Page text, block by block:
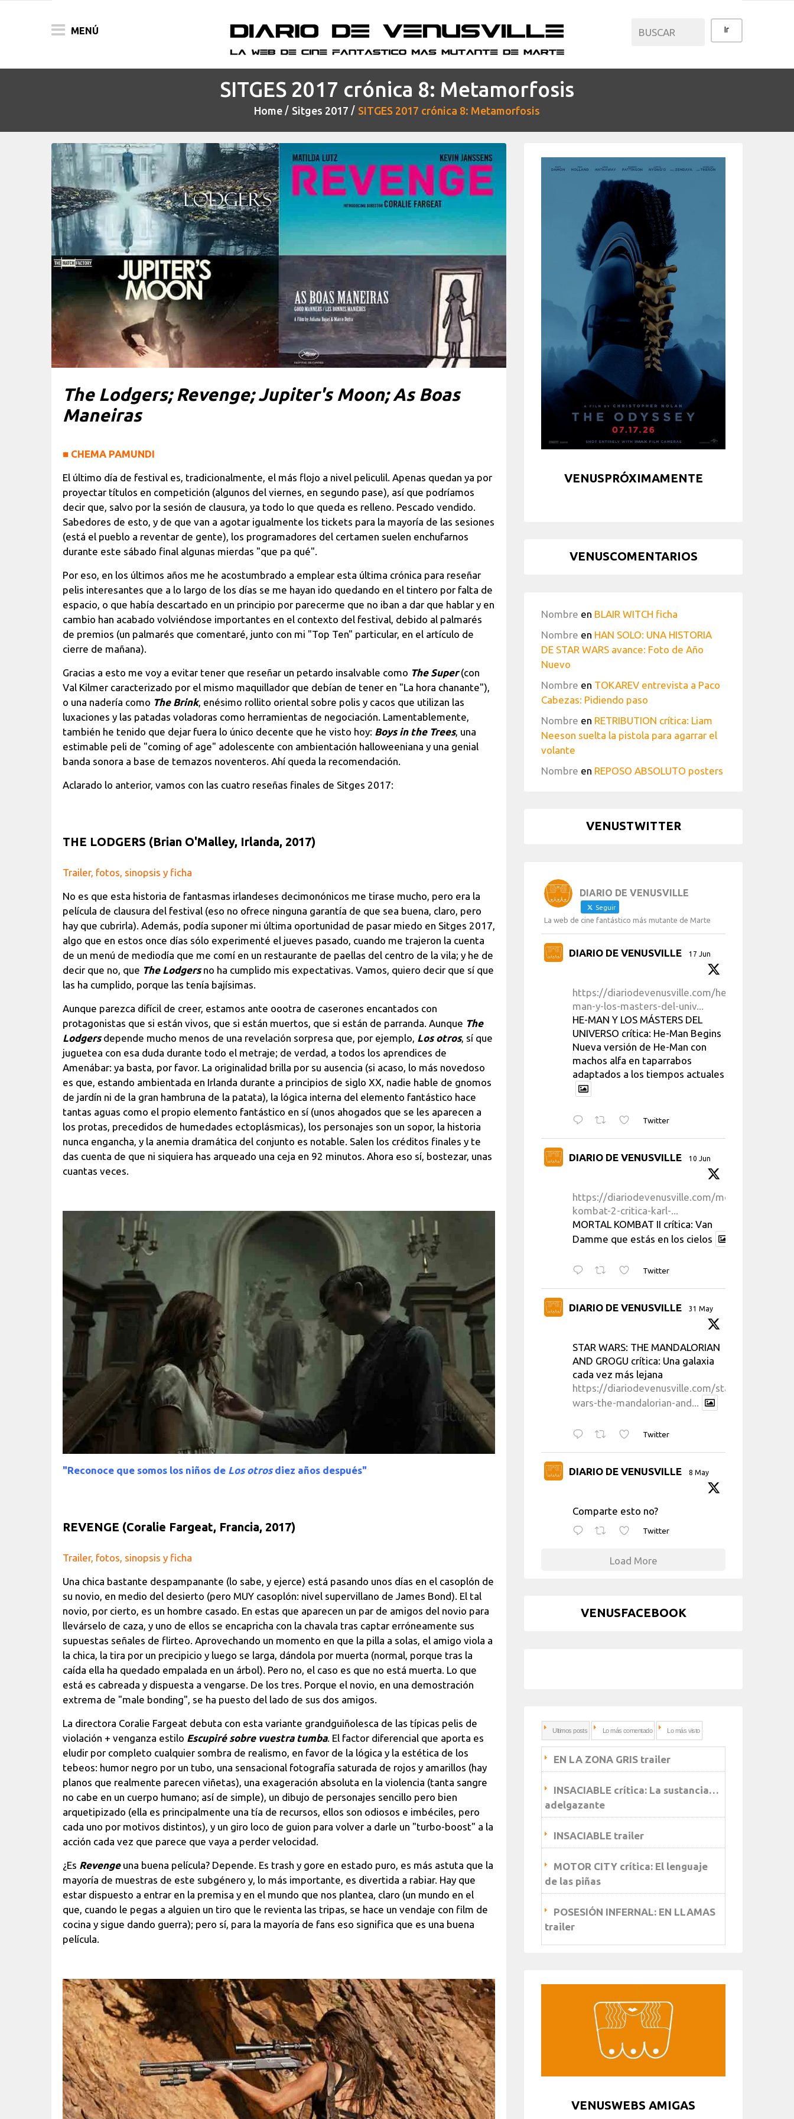
MENÚ
SITGES 2017 crónica 8: Metamorfosis
Home Sitges 2017 SITGES 2017 crónica 8: Metamorfosis
The Lodgers; Revenge; Jupiter's Moon; As Boas
Maneiras
■ CHEMA PAMUNDI
El último día de festival es, tradicionalmente, el más flojo a nivel peliculil. Apenas quedan ya por
proyectar títulos en competición (algunos del viernes, en segundo pase), así que podríamos
decir que, salvo por la sesión de clausura, ya todo lo que queda es relleno. Pescado vendido.
Sabedores de esto, y de que van a agotar igualmente los tickets para la mayoría de las sesiones
(está el pueblo a reventar de gente), los programadores del certamen suelen enchufarnos
durante este sábado final algunas mierdas "que pa qué".
Por eso, en los últimos años me he acostumbrado a emplear esta última crónica para reseñar
pelis interesantes que a lo largo de los días se me hayan ido quedando en el tintero por falta de
espacio, o que había descartado en un principio por parecerme que no iban a dar que hablar y en
cambio han acabado volviéndose importantes en el contexto del festival, debido al palmarés
de premios (un palmarés que comentaré, junto con mi "Top Ten" particular, en el artículo de
cierre de mañana).
Gracias a esto me voy a evitar tener que reseñar un petardo insalvable como The Super(con
Val Kilmer caracterizado por el mismo maquillador que debían de tener en "La hora chanante"),
o una nadería como The Brink, enésimo rollito oriental sobre polis y cacos que utilizan las
luxaciones y las patadas voladoras como herramientas de negociación. Lamentablemente,
también he tenido que dejar fuera lo único decente que he visto hoy: Boys in the Trees, una
estimable peli de "coming of age" adolescente con ambientación halloweeniana y una genial
banda sonora a base de temazos noventeros. Ahí queda la recomendación.
Aclarado lo anterior, vamos con las cuatro reseñas finales de Sitges 2017:
THE LODGERS (Brian O'Malley, Irlanda, 2017)
Trailer, fotos, sinopsis y ficha
No es que esta historia de fantasmas irlandeses decimonónicos me tirase mucho, pero era la
película de clausura del festival (eso no ofrece ninguna garantía de que sea buena, claro, pero
hay que cubrirla). Además, podía suponer mi última oportunidad de pasar miedo en Sitges 2017,
algo que en estos once días sólo experimenté el jueves pasado, cuando me trajeron la cuenta
de un menú de mediodía que me comí en un restaurante de paellas del centro de la vila; y he de
decir que no, que The Lodgersno ha cumplido mis expectativas. Vamos, quiero decir que sí que
las ha cumplido, porque las tenía bajísimas.
Aunque parezca difícil de creer, estamos ante oootra de caserones encantados con
protagonistas que si están vivos, que si están muertos, que si están de parranda. Aunque The
Lodgersdepende mucho menos de una revelación sorpresa que, por ejemplo, Los otros, sí que
juguetea con esa duda durante todo el metraje; de verdad, a todos los aprendices de
Amenábar: ya basta, por favor. La originalidad brilla por su ausencia (si acaso, lo más novedoso
es que, estando ambientada en Irlanda durante a principios de siglo XX, nadie hable de gnomos
de jardín ni de la gran hambruna de la patata), la lógica interna del elemento fantástico hace
tantas aguas como el propio elemento fantástico en sí (unos ahogados que se les aparecen a
los protas, precedidos de humedades ectoplásmicas), los personajes son un sopor, la historia
nunca engancha, y la anemia dramática del conjunto es notable. Salen los créditos finales y te
das cuenta de que ni siquiera has arqueado una ceja en 92 minutos. Ahora eso sí, bostezar, unas
cuantas veces.
"Reconoce que somos los niños de Los otrosdiez años después"
REVENGE (Coralie Fargeat, Francia, 2017)
Trailer, fotos, sinopsis y ficha
Una chica bastante despampanante (lo sabe, y ejerce) está pasando unos días en el casoplón de
su novio, en medio del desierto (pero MUY casoplón: nivel supervillano de James Bond). El tal
novio, por cierto, es un hombre casado. En estas que aparecen un par de amigos del novio para
llevárselo de caza, y uno de ellos se encapricha con la chavala tras captar erróneamente sus
supuestas señales de flirteo. Aprovechando un momento en que la pilla a solas, el amigo viola a
la chica, la tira por un precipicio y luego se larga, dándola por muerta (normal, porque tras la
caída ella ha quedado empalada en un árbol). Pero no, el caso es que no está muerta. Lo que
está es cabreada y dispuesta a vengarse. De los tres. Porque el novio, en una demostración
extrema de "male bonding", se ha puesto del lado de sus dos amigos.
La directora Coralie Fargeat debuta con esta variante grandguiñolesca de las típicas pelis de
violación + venganza estilo Escupiré sobre vuestra tumba. El factor diferencial que aporta es
eludir por completo cualquier sombra de realismo, en favor de la lógica y la estética de los
tebeos: humor negro por un tubo, una sensacional fotografía saturada de rojos y amarillos (hay
planos que realmente parecen viñetas), una exageración absoluta en la violencia (tanta sangre
no cabe en un cuerpo humano; así de simple), un dibujo de personajes sencillo pero bien
arquetipizado (ella es principalmente una tía de recursos, ellos son odiosos e imbéciles, pero
cada uno por motivos distintos), y un giro loco de guion para volver a darle un "turbo-boost" a la
acción cada vez que parece que vaya a perder velocidad.
¿Es Revengeuna buena película? Depende. Es trash y gore en estado puro, es más astuta que la
mayoría de muestras de este subgénero y, lo más importante, es divertida a rabiar. Hay que
estar dispuesto a entrar en la premisa y en el mundo que nos plantea, claro (un mundo en el
que, cuando le pegas a alguien un tiro que le revienta las tripas, se hace un vendaje con film de
cocina y sigue dando guerra); pero sí, para la mayoría de fans eso significa que es una buena
película.
VENUSPRÓXIMAMENTE
VENUSCOMENTARIOS
Nombre en BLAIR WITCH ficha
Nombre en HAN SOLO: UNA HISTORIA
DE STAR WARS avance: Foto de Año
Nuevo
Nombre en TOKAREV entrevista a Paco
Cabezas: Pidiendo paso
Nombre en RETRIBUTION crítica: Liam
Neeson suelta la pistola para agarrar el
volante
Nombre en REPOSO ABSOLUTO posters
VENUSTWITTER
DIARIO DE VENUSVILLE
Seguir
La web de cine fantástico más mutante de Marte
DIARIO DE VENUSVILLE 17 Jun
https://diariodevenusville.com/he-
man-y-los-masters-del-univ...
HE-MAN Y LOS MÁSTERS DEL
UNIVERSO crítica: He-Man Begins
Nueva versión de He-Man con
machos alfa en taparrabos
adaptados a los tiempos actuales
Twitter
DIARIO DE VENUSVILLE 10 Jun
https://diariodevenusville.com/mortal-
kombat-2-critica-karl-...
MORTAL KOMBAT II crítica: Van
Damme que estás en los cielos
Twitter
DIARIO DE VENUSVILLE 31 May
STAR WARS: THE MANDALORIAN
AND GROGU crítica: Una galaxia
cada vez más lejana
https://diariodevenusville.com/star-
wars-the-mandalorian-and...
Twitter
DIARIO DE VENUSVILLE 8 May
Comparte esto no?
Twitter
Load More
VENUSFACEBOOK
Ultimos posts Lo más comentado Lo más visto
EN LA ZONA GRIS trailer
INSACIABLE crítica: La sustancia…
adelgazante
INSACIABLE trailer
MOTOR CITY crítica: El lenguaje
de las piñas
POSESIÓN INFERNAL: EN LLAMAS
trailer
VENUSWEBS AMIGAS
PRENSA
FESTIVALES